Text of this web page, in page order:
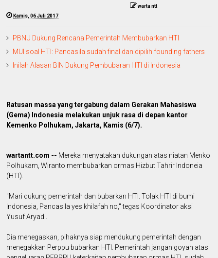
warta ntt
Kamis, 06 Juli 2017
PBNU Dukung Rencana Pemerintah Membubarkan HTI
MUI soal HTI: Pancasila sudah final dan dipilih founding fathers
Inilah Alasan BIN Dukung Pembubaran HTI di Indonesia
Ratusan massa yang tergabung dalam Gerakan Mahasiswa
(Gema) Indonesia melakukan unjuk rasa di depan kantor
Kemenko Polhukam, Jakarta, Kamis (6/7).
wartantt.com -- Mereka menyatakan dukungan atas niatan Menko
Polhukam, Wiranto membubarkan ormas Hizbut Tahrir Indoneia
(HTI).
"Mari dukung pemerintah dan bubarkan HTI. Tolak HTI di bumi
Indonesia, Pancasila yes khilafah no," tegas Koordinator aksi
Yusuf Aryadi.
Dia menegaskan, pihaknya siap mendukung pemerintah dengan
menegakkan Perppu bubarkan HTI. Pemerintah jangan goyah atas